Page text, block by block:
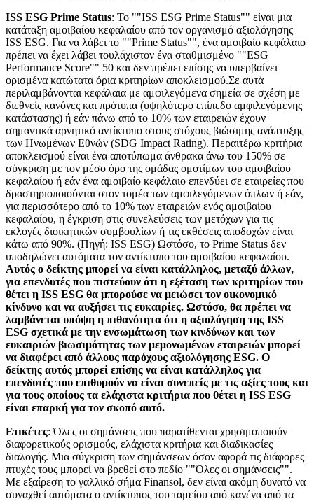
ISS ESG Prime Status: Το ""ISS ESG Prime Status"" είναι μια
κατάταξη αμοιβαίου κεφαλαίου από τον οργανισμό αξιολόγησης
ISS ESG. Για να λάβει το ""Prime Status"", ένα αμοιβαίο κεφάλαιο
πρέπει να έχει λάβει τουλάχιστον ένα σταθμισμένο ""ESG
Performance Score"" 50 και δεν πρέπει επίσης να υπερβαίνει
ορισμένα κατώτατα όρια κριτηρίων αποκλεισμού.Σε αυτά
περιλαμβάνονται κεφάλαια με αμφιλεγόμενα σημεία σε σχέση με
διεθνείς κανόνες και πρότυπα (υψηλότερο επίπεδο αμφιλεγόμενης
κατάστασης) ή εάν πάνω από το 10% των εταιρειών έχουν
σημαντικά αρνητικό αντίκτυπο στους στόχους βιώσιμης ανάπτυξης
των Ηνωμένων Εθνών (SDG Impact Rating). Περαιτέρω κριτήρια
αποκλεισμού είναι ένα αποτύπωμα άνθρακα άνω του 150% σε
σύγκριση με τον μέσο όρο της ομάδας ομοτίμων του αμοιβαίου
κεφαλαίου ή εάν ένα αμοιβαίο κεφάλαιο επενδύει σε εταιρείες που
δραστηριοποιούνται στον τομέα των αμφιλεγόμενων όπλων ή εάν,
για περισσότερο από το 10% των εταιρειών ενός αμοιβαίου
κεφαλαίου, η έγκριση στις συνελεύσεις των μετόχων για τις
εκλογές διοικητικών συμβουλίων ή τις εκθέσεις αποδοχών είναι
κάτω από 90%. (Πηγή: ISS ESG) Ωστόσο, το Prime Status δεν
υποδηλώνει αυτόματα τον αντίκτυπο του αμοιβαίου κεφαλαίου.
Αυτός ο δείκτης μπορεί να είναι κατάλληλος, μεταξύ άλλων,
για επενδυτές που πιστεύουν ότι η εξέταση των κριτηρίων που
θέτει η ISS ESG θα μπορούσε να μειώσει τον οικονομικό
κίνδυνο και να αυξήσει τις ευκαιρίες. Ωστόσο, θα πρέπει να
λαμβάνεται υπόψη η πιθανότητα ότι η αξιολόγηση της ISS
ESG σχετικά με την ενσωμάτωση των κινδύνων και των
ευκαιριών βιωσιμότητας των μεμονωμένων εταιρειών μπορεί
να διαφέρει από άλλους παρόχους αξιολόγησης ESG. Ο
δείκτης αυτός μπορεί επίσης να είναι κατάλληλος για
επενδυτές που επιθυμούν να είναι συνεπείς με τις αξίες τους και
για τους οποίους τα ελάχιστα κριτήρια που θέτει η ISS ESG
είναι επαρκή για τον σκοπό αυτό.
Ετικέτες: Όλες οι σημάνσεις που παρατίθενται χρησιμοποιούν
διαφορετικούς ορισμούς, ελάχιστα κριτήρια και διαδικασίες
διαλογής. Μια σύγκριση των σημάνσεων όσον αφορά τις διάφορες
πτυχές τους μπορεί να βρεθεί στο πεδίο ""Όλες οι σημάνσεις"".
Με εξαίρεση το γαλλικό σήμα Finansol, δεν είναι ακόμη δυνατό να
συναχθεί αυτόματα ο αντίκτυπος του ταμείου από κανένα από τα